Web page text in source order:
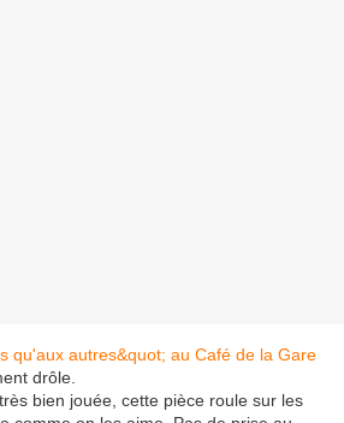
drôle.
bien jouée, cette pièce roule sur les